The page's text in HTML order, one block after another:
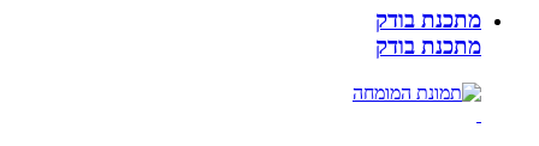
מתכנת בודק
מתכנת בודק